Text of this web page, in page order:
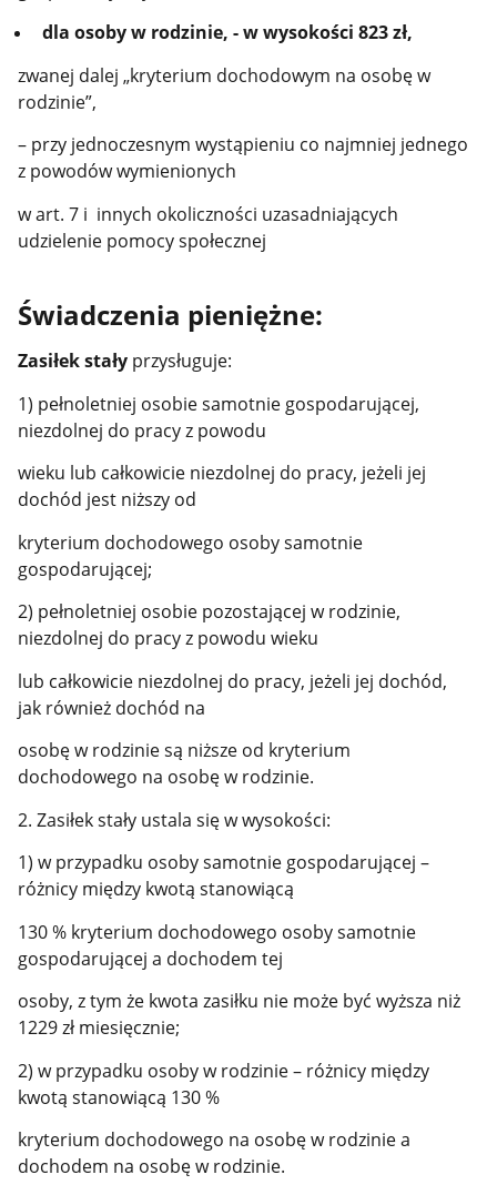
dla osoby w rodzinie, - w wysokości 823 zł,
zwanej dalej „kryterium dochodowym na osobę w
rodzinie”,
– przy jednoczesnym wystąpieniu co najmniej jednego
z powodów wymienionych
w art. 7 i innych okoliczności uzasadniających
udzielenie pomocy społecznej
Świadczenia pieniężne:
Zasiłek stałyprzysługuje:
1) pełnoletniej osobie samotnie gospodarującej,
niezdolnej do pracy z powodu
wieku lub całkowicie niezdolnej do pracy, jeżeli jej
dochód jest niższy od
kryterium dochodowego osoby samotnie
gospodarującej;
2) pełnoletniej osobie pozostającej w rodzinie,
niezdolnej do pracy z powodu wieku
lub całkowicie niezdolnej do pracy, jeżeli jej dochód,
jak również dochód na
osobę w rodzinie są niższe od kryterium
dochodowego na osobę w rodzinie.
2. Zasiłek stały ustala się w wysokości:
1) w przypadku osoby samotnie gospodarującej –
różnicy między kwotą stanowiącą
130 % kryterium dochodowego osoby samotnie
gospodarującej a dochodem tej
osoby, z tym że kwota zasiłku nie może być wyższa niż
1229 zł miesięcznie;
2) w przypadku osoby w rodzinie – różnicy między
kwotą stanowiącą 130 %
kryterium dochodowego na osobę w rodzinie a
dochodem na osobę w rodzinie.